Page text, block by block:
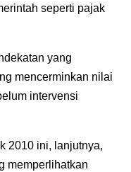
seperti pajak
yang
mencerminkan nilai
intervensi
2010 ini, lanjutnya,
memperlihatkan